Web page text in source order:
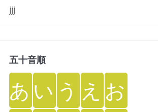
jjj
五十音順
あ い う え お